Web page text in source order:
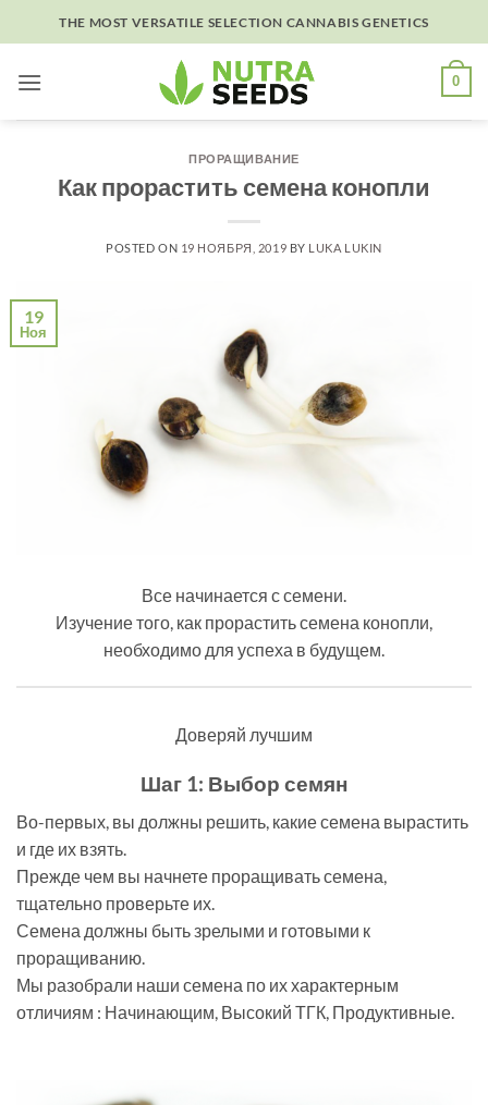
to
THE MOST VERSATILE SELECTION CANNABIS GENETICS
0
ПРОРАЩИВАНИЕ
Как прорастить семена конопли
POSTED ON 19 НОЯБРЯ, 2019 BY LUKA LUKIN
19
Ноя
Все начинается с семени.
Изучение того, как прорастить семена конопли,
необходимо для успеха в будущем.
Доверяй лучшим
Шаг 1: Выбор семян
Во-первых, вы должны решить, какие семена вырастить
и где их взять.
Прежде чем вы начнете проращивать семена,
тщательно проверьте их.
Семена должны быть зрелыми и готовыми к
проращиванию.
Мы разобрали наши семена по их характерным
отличиям : Начинающим, Высокий ТГК, Продуктивные.